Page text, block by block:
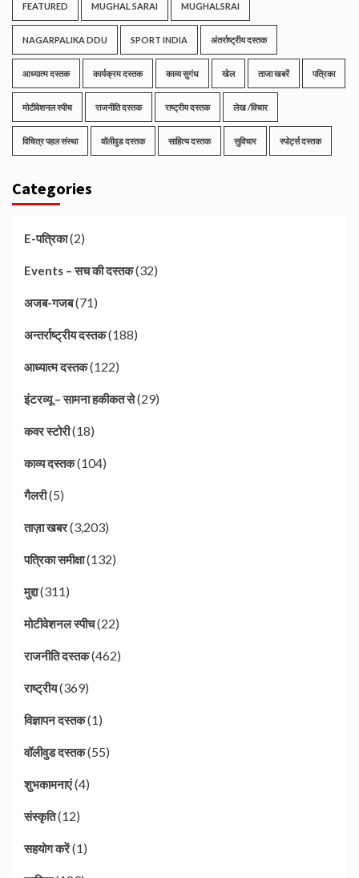
FEATURED MUGHAL SARAI MUGHALSRAI
NAGARPALIKA DDU SPORT INDIA अंतर्राष्ट्रीय दस्तक
आध्यात्म दस्तक कार्यक्रम दस्तक काव्य सुगंध खेल ताजा खबरें पत्रिका
मोटीवेशनल स्पीच राजनीति दस्तक राष्ट्रीय दस्तक लेख /विचार
विचित्र पहल संस्था वॉलीवुड दस्तक साहित्य दस्तक सुविचार स्पोर्ट्स दस्तक
Categories
E-पत्रिका(2)
Events – सच की दस्तक(32)
अजब-गजब(71)
अन्तर्राष्ट्रीय दस्तक(188)
आध्यात्म दस्तक(122)
इंटरव्यू – सामना हकीकत से(29)
कवर स्टोरी(18)
काव्य दस्तक(104)
गैलरी(5)
ताज़ा खबर(3,203)
पत्रिका समीक्षा(132)
मुद्दा(311)
मोटीवेशनल स्पीच(22)
राजनीति दस्तक(462)
राष्ट्रीय(369)
विज्ञापन दस्तक(1)
वॉलीवुड दस्तक(55)
शुभकामनाएं(4)
संस्कृति(12)
सहयोग करें(1)